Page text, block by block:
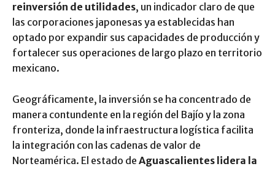
reinversión de utilidades, un indicador claro de que
las corporaciones japonesas ya establecidas han
optado por expandir sus capacidades de producción y
fortalecer sus operaciones de largo plazo en territorio
mexicano.
Geográficamente, la inversión se ha concentrado de
manera contundente en la región del Bajío y la zona
fronteriza, donde la infraestructura logística facilita
la integración con las cadenas de valor de
Norteamérica. El estado de Aguascalientes lidera la